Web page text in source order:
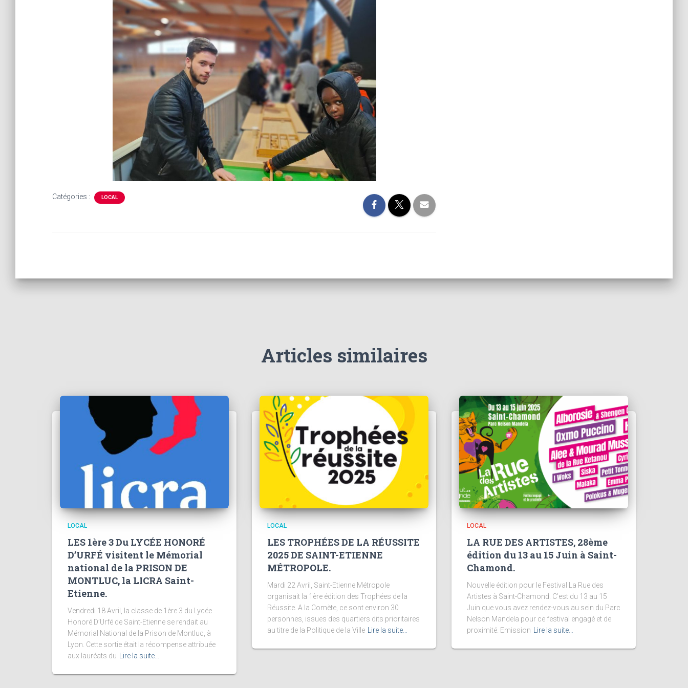
Catégories : LOCAL
Articles similaires
LOCAL
LES 1ère 3 Du LYCÉE HONORÉ
D’URFÉ visitent le Mémorial
national de la PRISON DE
MONTLUC, la LICRA Saint-
Etienne.
Vendredi 18 Avril, la classe de 1ère 3 du Lycée
Honoré D’Urfé de Saint-Etienne se rendait au
Mémorial National de la Prison de Montluc, à
Lyon. Cette sortie était la récompense attribuée
aux lauréats du
Lire la suite…
LOCAL
LES TROPHÉES DE LA RÉUSSITE
2025 DE SAINT-ETIENNE
MÉTROPOLE.
Mardi 22 Avril, Saint-Etienne Métropole
organisait la 1ère édition des Trophées de la
Réussite. A la Comète, ce sont environ 30
personnes, issues des quartiers dits prioritaires
au titre de la Politique de la Ville
Lire la suite…
LOCAL
LA RUE DES ARTISTES, 28ème
édition du 13 au 15 Juin à Saint-
Chamond.
Nouvelle édition pour le Festival La Rue des
Artistes à Saint-Chamond. C’est du 13 au 15
Juin que vous avez rendez-vous au sein du Parc
Nelson Mandela pour ce festival engagé et de
proximité. Emission
Lire la suite…